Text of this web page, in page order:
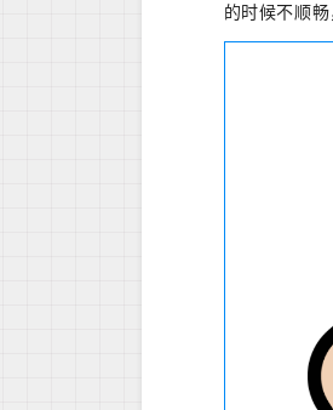
的时候不顺畅